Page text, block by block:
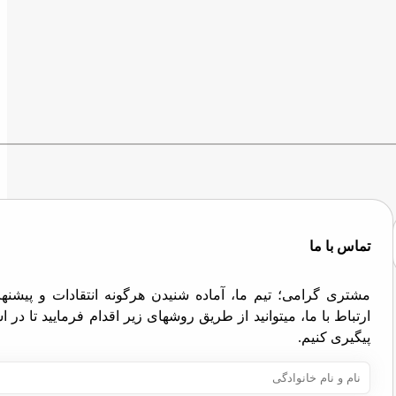
تماس با ما
مشتری گرامی؛ تیم ما، آماده شنیدن هرگونه انتقادات و
ارتباط با ما، میتوانید از طریق روشهای زیر اقدام فرمایید تا
پیگیری کنیم.